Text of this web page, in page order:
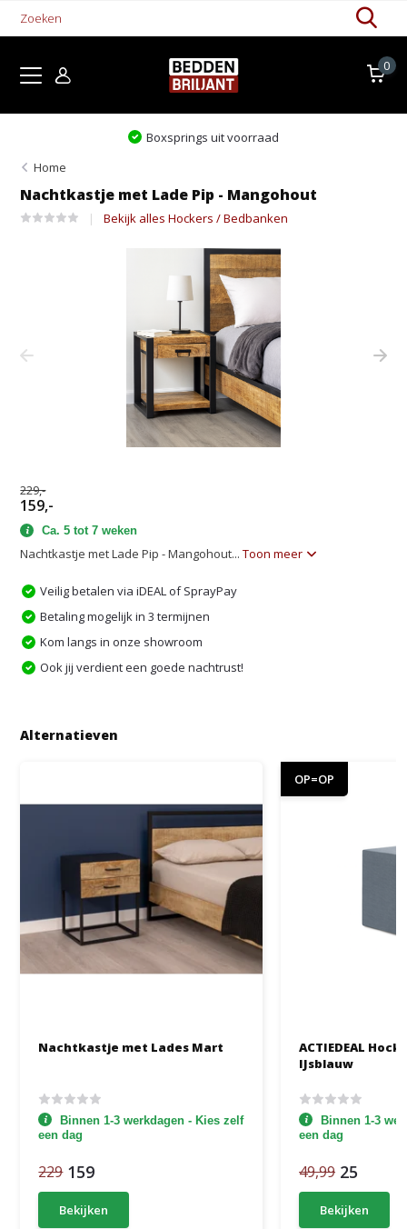
0
Boxsprings uit voorraad
Home
Nachtkastje met Lade Pip - Mangohout
Bekijk alles Hockers / Bedbanken
229,-
159,-
Ca. 5 tot 7 weken
Nachtkastje met Lade Pip - Mangohout...Toon meer
Veilig betalen via iDEAL of SprayPay
Betaling mogelijk in 3 termijnen
Kom langs in onze showroom
Ook jij verdient een goede nachtrust!
Alternatieven
Nachtkastje met Lades Mart
Binnen 1-3 werkdagen - Kies zelf
een dag
229 159
Bekijken
OP=OP
ACTIEDEAL
IJsblauw
Binnen 1-3
een dag
49,99 25
Bekijken